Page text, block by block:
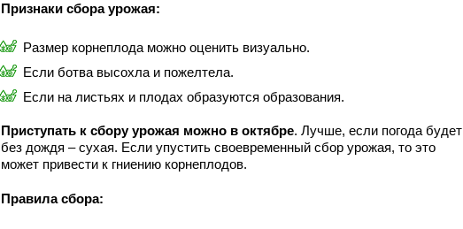
Признаки сбора урожая:
Размер корнеплода можно оценить визуально.
Если ботва высохла и пожелтела.
Если на листьях и плодах образуются образования.
Приступать к сбору урожая можно в октябре. Лучше, если погода будет
без дождя – сухая. Если упустить своевременный сбор урожая, то это
может привести к гниению корнеплодов.
Правила сбора: